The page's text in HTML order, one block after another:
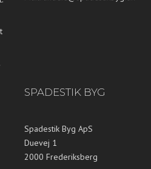
SPADESTIK BYG
Spadestik Byg ApS
Duevej 1
2000 Frederiksberg